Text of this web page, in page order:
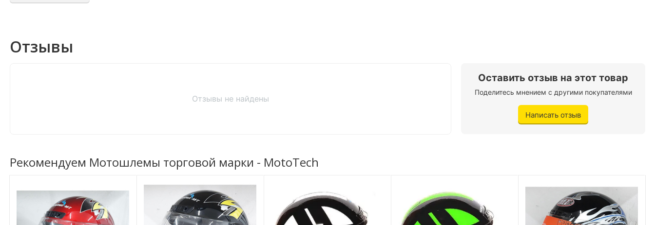
Отзывы
Отзывы не найдены
Оставить отзыв на этот товар
Поделитесь мнением с другими покупателями
Написать отзыв
Рекомендуем Мотошлемы торговой марки - MotoTech